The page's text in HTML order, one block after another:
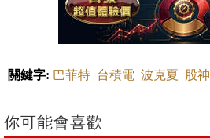
關鍵字: 巴菲特 台積電 波克夏 股神
你可能會喜歡